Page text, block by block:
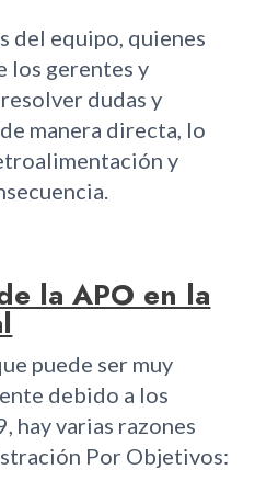
del equipo, quienes
los gerentes y
dudas y
manera directa, lo
y
la APO en la
puede ser muy
debido a los
hay varias razones
Por Objetivos: